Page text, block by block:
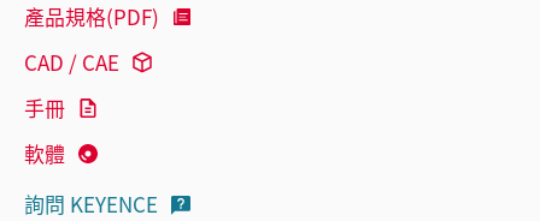
產品規格(PDF)
CAD / CAE
手冊
軟體
詢問 KEYENCE